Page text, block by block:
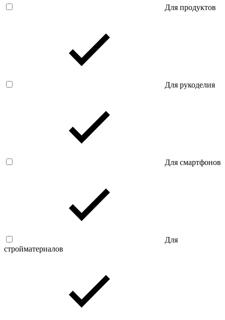
Для продуктов
Для рукоделия
Для смартфонов
Для
стройматериалов